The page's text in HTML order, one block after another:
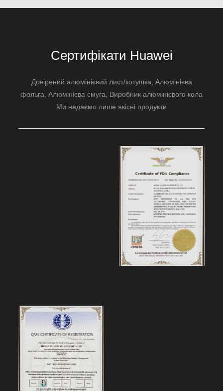
1050 Алюмінієве Коло
якість глибокої витяжки та прядіння. Вони
дорожні знаки, та алюмінієві банки.
Сертифікати Huawei
Довірений алюмінієвий лист/котушка, Алюмінієва
фольга, Алюмінієва смуга, Виробник алюмінієвого кола
Ми надаємо лише якісні продукти